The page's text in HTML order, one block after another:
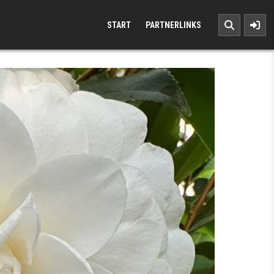
START PARTNERLINKS